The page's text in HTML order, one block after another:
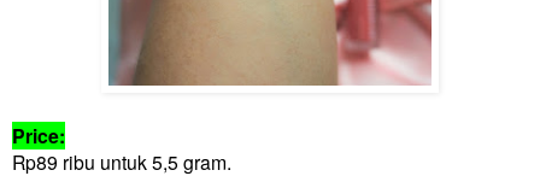
Price:
Rp89 ribu untuk 5,5 gram.